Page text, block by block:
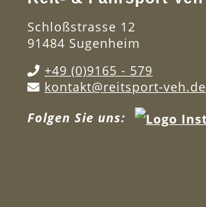
Schloßstrasse 12
91484 Sugenheim
+49 (0)9165 - 579
kontakt@reitsport-veh.de
Folgen Sie uns: